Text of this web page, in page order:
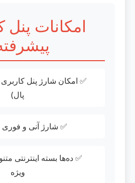
امکانات پنل
✅ امکان شارژ پنل کاربری
پال)
✅ شارژ آنی و
✅ ده‌ها بسته اینترنتی
ویژه